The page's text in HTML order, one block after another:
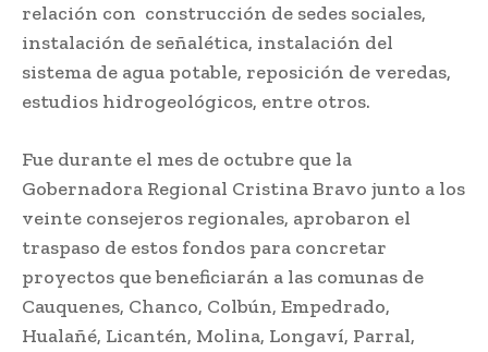
relación con construcción de sedes sociales,
instalación de señalética, instalación del
sistema de agua potable, reposición de veredas,
estudios hidrogeológicos, entre otros.
Fue durante el mes de octubre que la
Gobernadora Regional Cristina Bravo junto a los
veinte consejeros regionales, aprobaron el
traspaso de estos fondos para concretar
proyectos que beneficiarán a las comunas de
Cauquenes, Chanco, Colbún, Empedrado,
Hualañé, Licantén, Molina, Longaví, Parral,